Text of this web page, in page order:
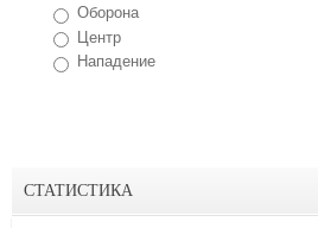
Оборона
Центр
Нападение
СТАТИСТИКА